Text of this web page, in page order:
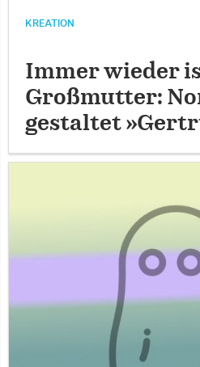
KREATION
Immer wieder
Großmutter:
gestaltet